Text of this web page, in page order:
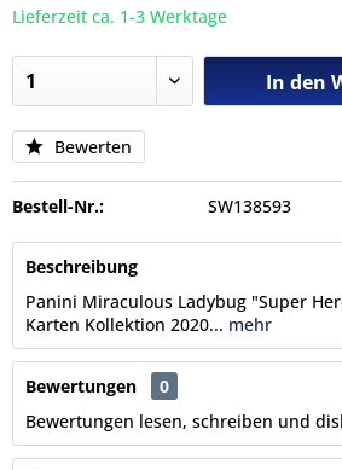
Lieferzeit ca. 1-3 Werktage
In den
Bewerten
Bestell-Nr.: SW138593
Beschreibung
Panini Miraculous Ladybug "Super
Karten Kollektion 2020... mehr
Bewertungen
0
Bewertungen lesen, schreiben und